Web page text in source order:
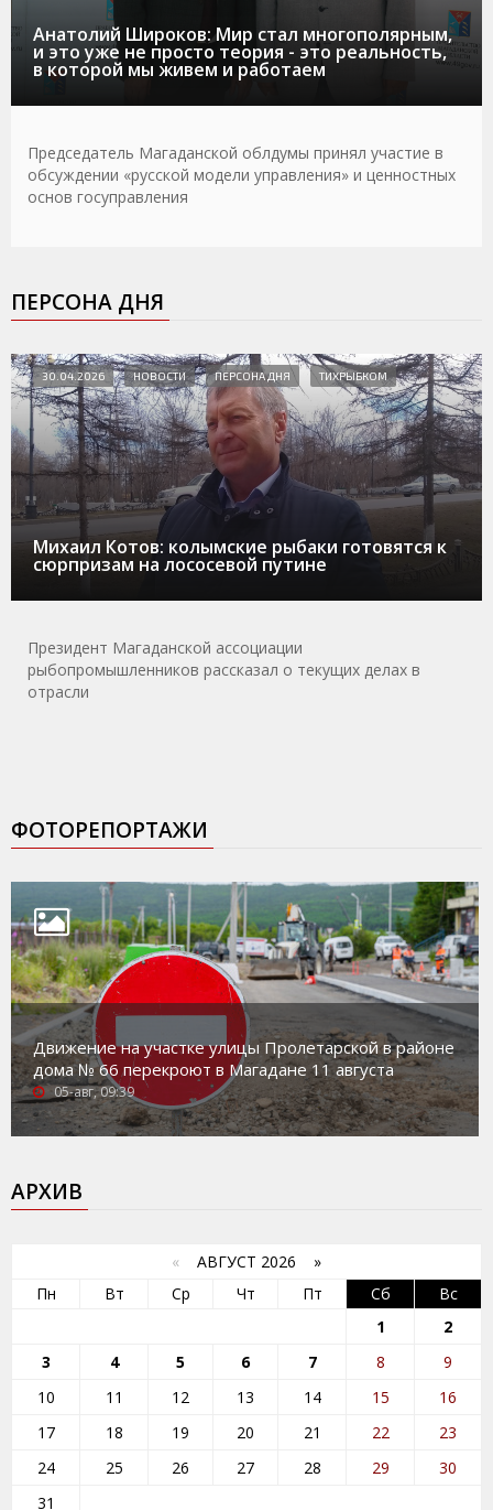
Анатолий Широков: Мир стал многополярным,
и это уже не просто теория - это реальность,
в которой мы живем и работаем
Председатель Магаданской облдумы принял участие в
обсуждении «русской модели управления» и ценностных
основ госуправления
ПЕРСОНА ДНЯ
Михаил Котов: колымские рыбаки готовятся к
сюрпризам на лососевой путине
30.04.2026 НОВОСТИ ПЕРСОНА ДНЯ ТИХРЫБКОМ
Президент Магаданской ассоциации
рыбопромышленников рассказал о текущих делах в
отрасли
ФОТОРЕПОРТАЖИ
Движение на участке улицы Пролетарской в районе
дома № 66 перекроют в Магадане 11 августа
05-авг, 09:39
АРХИВ
« АВГУСТ 2026 »
Пн
Вт Ср Чт Пт Сб
Вс
1
2
3
4 5 6 7 8
9
10
11 12 13 14 15
16
17
18 19 20 21 22
23
24
25 26 27 28 29
30
31